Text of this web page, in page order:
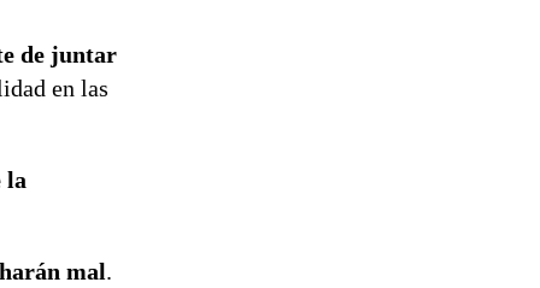
de juntar
en las
la
mal.